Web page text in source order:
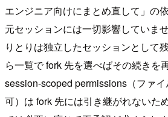
エンジニア向けにまとめ直して」の
元セッションには一切影響していま
りとりは独立したセッションとして
ら一覧で fork 先を選べばその続きを
session-scoped permissions（ファ
可）は fork 先には引き継がれないた